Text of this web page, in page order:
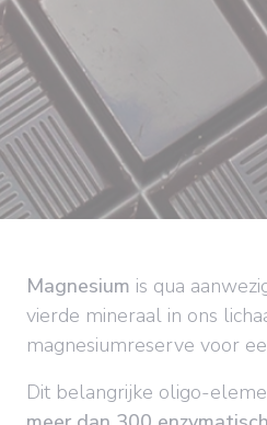
Magnesium is qua
vierde mineraal in ons
magnesiumreserve voor
Dit belangrijke oligo-